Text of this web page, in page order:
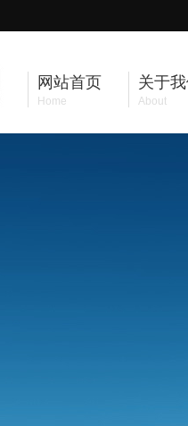
网站首页
Home
关于
About